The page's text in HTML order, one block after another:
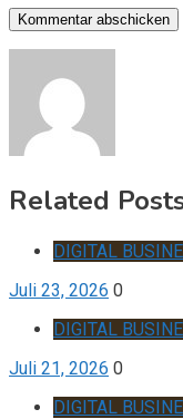
Related
DIGITAL
Juli 23, 2026 0
DIGITAL
Juli 21, 2026 0
DIGITAL